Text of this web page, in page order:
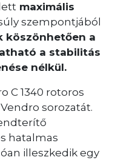
maximális
szempontjából
köszönhetően a
a stabilitás
nélkül.
C 1340 rotoros
sorozatát.
hatalmas
illeszkedik egy